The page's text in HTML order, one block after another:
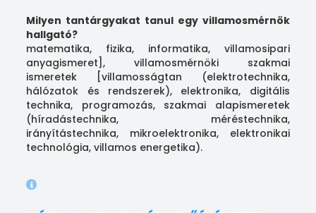
Milyen tantárgyakat tanul egy villamosmérnök
hallgató?
matematika, fizika, informatika, villamosipari
anyagismeret], villamosmérnöki szakmai
ismeretek [villamosságtan (elektrotechnika,
hálózatok és rendszerek), elektronika, digitális
technika, programozás, szakmai alapismeretek
(híradástechnika, méréstechnika,
irányítástechnika, mikroelektronika, elektronikai
technológia, villamos energetika).